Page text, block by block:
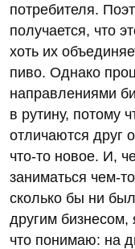
потребителя.
получается, что
хоть их
пиво. Однако
направлениями
в рутину, потому
отличаются друг
что-то новое. И,
заниматься чем-
сколько бы ни
другим бизнесом,
что понимаю: на